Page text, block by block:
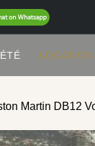
Martin DB12